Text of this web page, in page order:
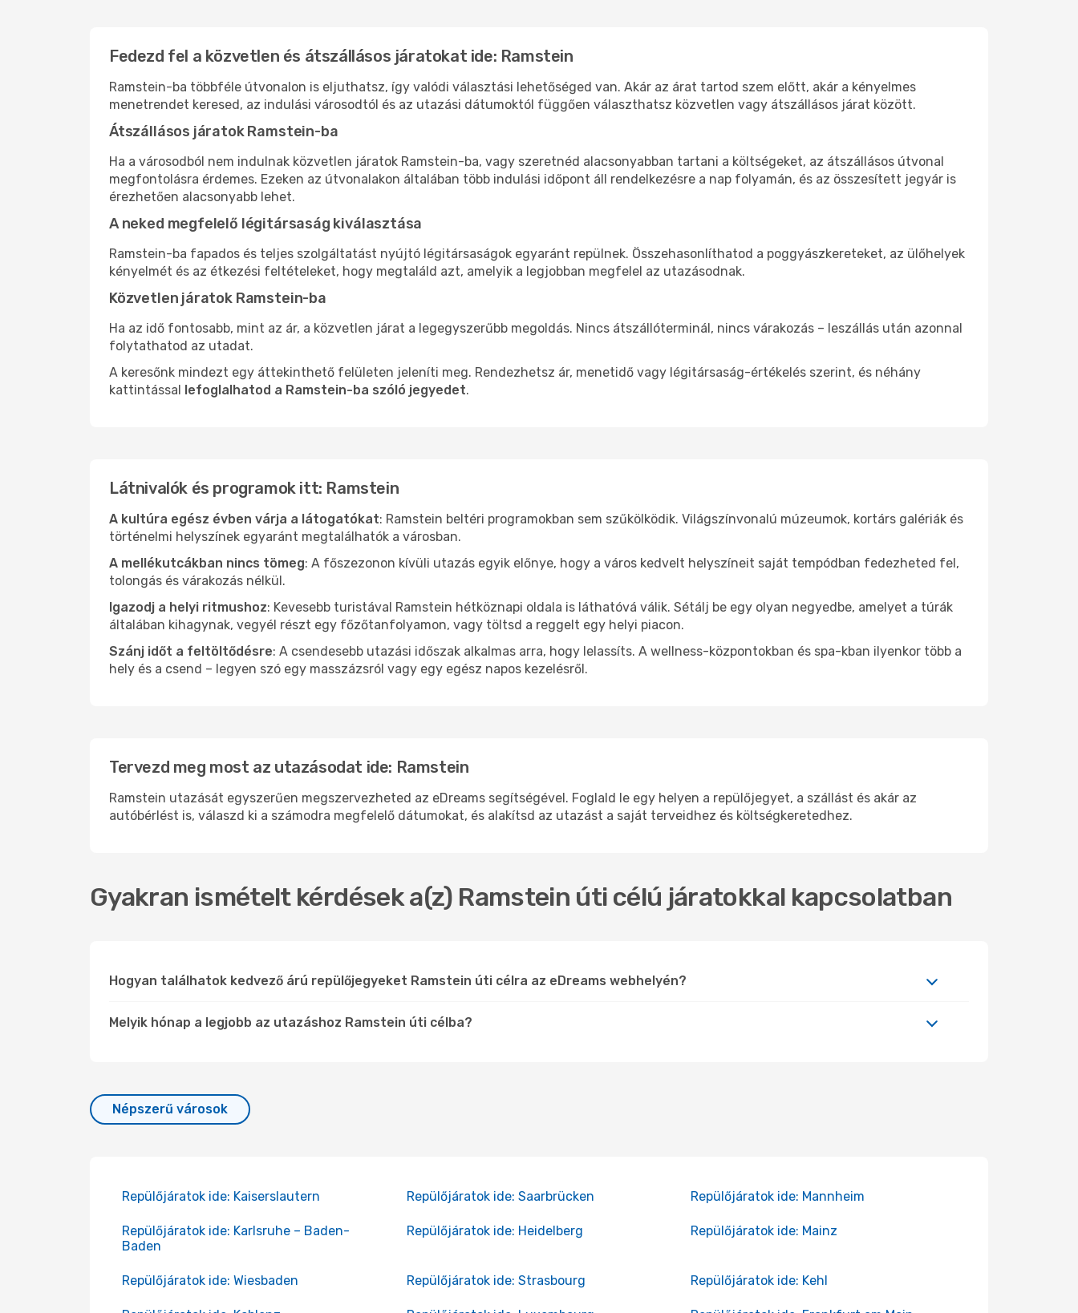
Fedezd fel a közvetlen és átszállásos járatokat ide: Ramstein
Ramstein-ba többféle útvonalon is eljuthatsz, így valódi választási lehetőséged van. Akár az árat tartod szem előtt, akár a kényelmes
menetrendet keresed, az indulási városodtól és az utazási dátumoktól függően választhatsz közvetlen vagy átszállásos járat között.
Átszállásos járatok Ramstein-ba
Ha a városodból nem indulnak közvetlen járatok Ramstein-ba, vagy szeretnéd alacsonyabban tartani a költségeket, az átszállásos útvonal
megfontolásra érdemes. Ezeken az útvonalakon általában több indulási időpont áll rendelkezésre a nap folyamán, és az összesített jegyár is
érezhetően alacsonyabb lehet.
A neked megfelelő légitársaság kiválasztása
Ramstein-ba fapados és teljes szolgáltatást nyújtó légitársaságok egyaránt repülnek. Összehasonlíthatod a poggyászkereteket, az ülőhelyek
kényelmét és az étkezési feltételeket, hogy megtaláld azt, amelyik a legjobban megfelel az utazásodnak.
Közvetlen járatok Ramstein-ba
Ha az idő fontosabb, mint az ár, a közvetlen járat a legegyszerűbb megoldás. Nincs átszállóterminál, nincs várakozás – leszállás után azonnal
folytathatod az utadat.
A keresőnk mindezt egy áttekinthető felületen jeleníti meg. Rendezhetsz ár, menetidő vagy légitársaság-értékelés szerint, és néhány
kattintással lefoglalhatod a Ramstein-ba szóló jegyedet.
Látnivalók és programok itt: Ramstein
A kultúra egész évben várja a látogatókat: Ramstein beltéri programokban sem szűkölködik. Világszínvonalú múzeumok, kortárs galériák és
történelmi helyszínek egyaránt megtalálhatók a városban.
A mellékutcákban nincs tömeg: A főszezonon kívüli utazás egyik előnye, hogy a város kedvelt helyszíneit saját tempódban fedezheted fel,
tolongás és várakozás nélkül.
Igazodj a helyi ritmushoz: Kevesebb turistával Ramstein hétköznapi oldala is láthatóvá válik. Sétálj be egy olyan negyedbe, amelyet a túrák
általában kihagynak, vegyél részt egy főzőtanfolyamon, vagy töltsd a reggelt egy helyi piacon.
Szánj időt a feltöltődésre: A csendesebb utazási időszak alkalmas arra, hogy lelassíts. A wellness-központokban és spa-kban ilyenkor több a
hely és a csend – legyen szó egy masszázsról vagy egy egész napos kezelésről.
Tervezd meg most az utazásodat ide: Ramstein
Ramstein utazását egyszerűen megszervezheted az eDreams segítségével. Foglald le egy helyen a repülőjegyet, a szállást és akár az
autóbérlést is, válaszd ki a számodra megfelelő dátumokat, és alakítsd az utazást a saját terveidhez és költségkeretedhez.
Gyakran ismételt kérdések a(z) Ramstein úti célú járatokkal kapcsolatban
Hogyan találhatok kedvező árú repülőjegyeket Ramstein úti célra az eDreams webhelyén?
Melyik hónap a legjobb az utazáshoz Ramstein úti célba?
Népszerű városok
Repülőjáratok ide: Kaiserslautern Repülőjáratok ide: Saarbrücken Repülőjáratok ide: Mannheim
Repülőjáratok ide: Karlsruhe – Baden-
Baden
Repülőjáratok ide: Heidelberg Repülőjáratok ide: Mainz
Repülőjáratok ide: Wiesbaden Repülőjáratok ide: Strasbourg Repülőjáratok ide: Kehl